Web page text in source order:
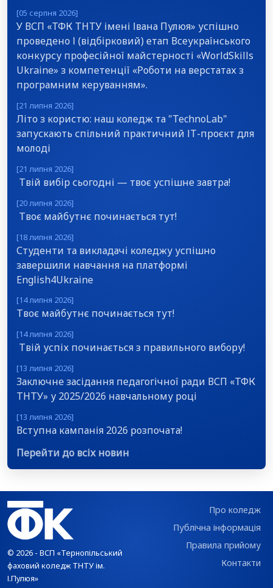
[05 серпня 2026]
У ВСП «ТФК ТНТУ імені Івана Пулюя» успішно
проведено І (відбірковий) етап Всеукраїнського
конкурсу професійної майстерності «WorldSkills
Ukraine» з компетенції «Роботи на верстатах з
програмним керуванням».
[21 липня 2026]
Літо з користю: наш коледж та "TechnoLab"
запускають спільний практичний ІТ-проєкт для
молоді
[21 липня 2026]
Твій вибір сьогодні — твоє успішне завтра!
[20 липня 2026]
Твоє майбутнє починається тут!
[18 липня 2026]
Студенти та викладачі коледжу успішно
завершили навчання на платформі
English4Ukraine
[14 липня 2026]
Твоє майбутнє починається тут!
[14 липня 2026]
Твій успіх починається з правильного вибору!
[13 липня 2026]
Заключне засідання педагогічної ради ВСП «ТФК
ТНТУ» у 2025/2026 навчальному році
[13 липня 2026]
Вступна кампанія 2026 розпочата!
Перейти до всіх новин
© 2026 - ВСП «Тернопільський
фаховий коледж ТНТУ ім.
І.Пулюя»
Про коледж
Публічна інформація
Правила прийому
Контакти